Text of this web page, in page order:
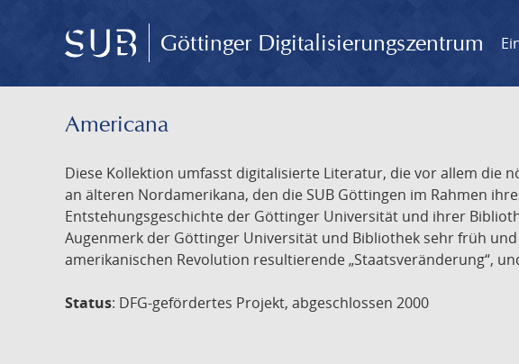
Göttinger Digitalisierungszentrum
Americana
Diese Kollektion umfasst digitalisierte Literatur, die vor allem die
an älteren Nordamerikana, den die SUB Göttingen im Rahmen
Entstehungsgeschichte der Göttinger Universität und ihrer
Augenmerk der Göttinger Universität und Bibliothek sehr früh
amerikanischen Revolution resultierende „Staatsveränderung“,
Status: DFG-gefördertes Projekt, abgeschlossen 2000